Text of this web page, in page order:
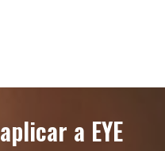
aplicar a EYE